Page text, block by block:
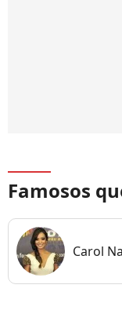
Famosos
Carol